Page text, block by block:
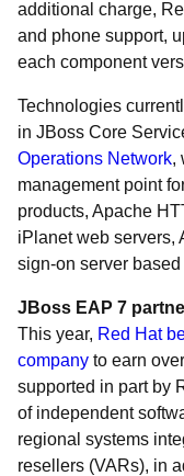
additional charge,
and phone support,
each component
Technologies
in JBoss Core
Operations Network,
management point
products, Apache
iPlanet web servers,
sign-on server
JBoss EAP 7
This year, Red Hat
company to earn
supported in part by
of independent
regional systems
resellers (VARs), in